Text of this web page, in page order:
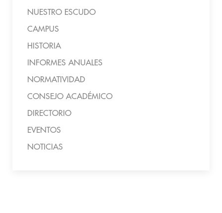
NUESTRO ESCUDO
CAMPUS
HISTORIA
INFORMES ANUALES
NORMATIVIDAD
CONSEJO ACADÉMICO
DIRECTORIO
EVENTOS
NOTICIAS